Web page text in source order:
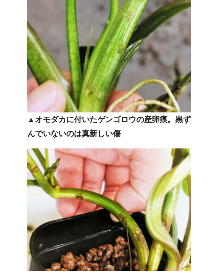
▲オモダカに付いたゲンゴロウの産卵痕。黒ず
んでいないのは真新しい傷